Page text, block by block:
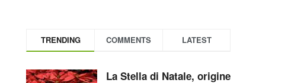
TRENDING COMMENTS LATEST
La Stella di Natale, origine